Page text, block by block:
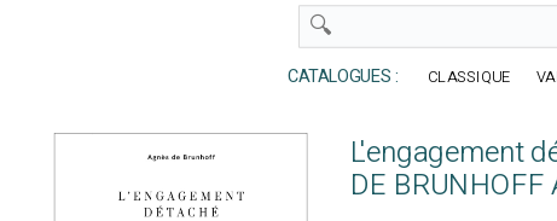
CATALOGUES : CLASSIQUE
L'engagement
DE BRUNHOFF